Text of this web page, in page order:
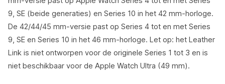
9, SE (beide generaties) en Series 10 in het 42 mm-horloge.
De 42/44/45 mm-versie past op Series 4 tot en met Series
9, SE en Series 10 in het 46 mm-horloge. Let op: het Leather
Link is niet ontworpen voor de originele Series 1 tot 3 en is
niet beschikbaar voor de Apple Watch Ultra (49 mm).